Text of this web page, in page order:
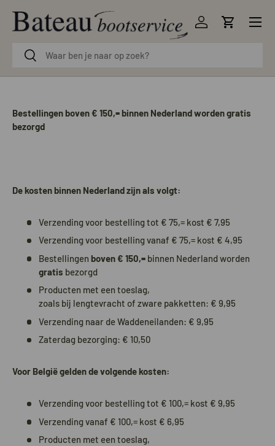
Ga naar inhoud
ZoekenZoeken
Inloggen
Menu
Bestellingen boven € 150,= binnen Nederland worden gratis
bezorgd
De kosten binnen Nederland zijn als volgt:
Verzending voor bestelling tot € 75,= kost € 7,95
Verzending voor bestelling vanaf € 75,= kost € 4,95
Bestellingen boven € 150,=binnen Nederland worden
gratis bezorgd
Producten met een toeslag,
zoals bij lengtevracht of zware pakketten: € 9,95
Verzending naar de Waddeneilanden: € 9,95
Zaterdag bezorging: € 10,50
Voor België gelden de volgende kosten:
Verzending voor bestelling tot € 100,= kost € 9,95
Verzending vanaf € 100,= kost € 6,95
Producten met een toeslag,